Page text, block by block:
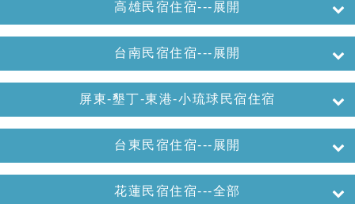
高雄民宿住宿---展開
台南民宿住宿---展開
屏東-墾丁-東港-小琉球民宿住宿
台東民宿住宿---展開
花蓮民宿住宿---全部